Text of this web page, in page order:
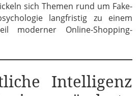
sich Themen rund um Fake-
langfristig zu einem
moderner Online-Shopping-
Intelligenz